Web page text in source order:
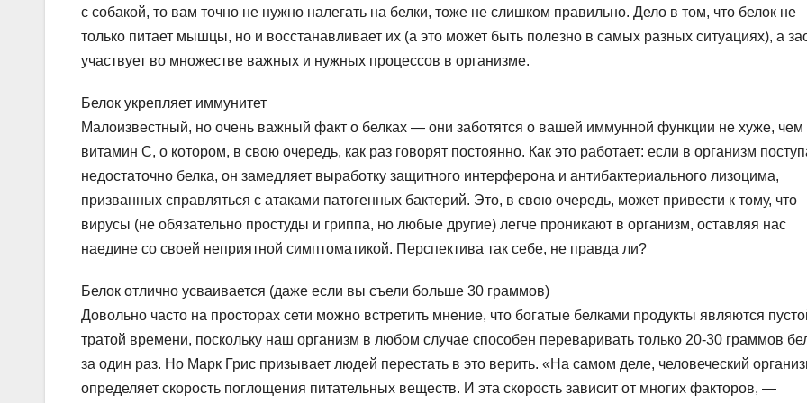
с собакой, то вам точно не нужно налегать на белки, тоже не слишком правильно. Дело в том, что белок не
только питает мышцы, но и восстанавливает их (а это может быть полезно в самых разных ситуациях), а
участвует во множестве важных и нужных процессов в организме.
Белок укрепляет иммунитет
Малоизвестный, но очень важный факт о белках — они заботятся о вашей иммунной функции не хуже, чем
витамин С, о котором, в свою очередь, как раз говорят постоянно. Как это работает: если в организм
недостаточно белка, он замедляет выработку защитного интерферона и антибактериального лизоцима,
призванных справляться с атаками патогенных бактерий. Это, в свою очередь, может привести к тому, что
вирусы (не обязательно простуды и гриппа, но любые другие) легче проникают в организм, оставляя нас
наедине со своей неприятной симптоматикой. Перспектива так себе, не правда ли?
Белок отлично усваивается (даже если вы съели больше 30 граммов)
Довольно часто на просторах сети можно встретить мнение, что богатые белками продукты являются
тратой времени, поскольку наш организм в любом случае способен переваривать только 20-30 граммов
за один раз. Но Марк Грис призывает людей перестать в это верить. «На самом деле, человеческий
определяет скорость поглощения питательных веществ. И эта скорость зависит от многих факторов, —